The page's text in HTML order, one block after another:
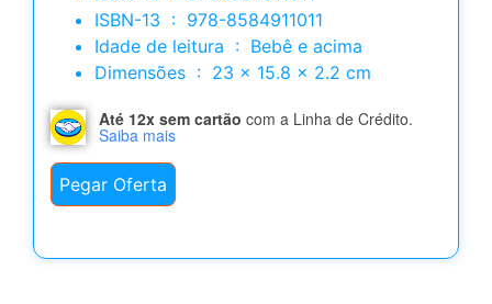
ISBN-13 ‏ : ‎ 978-8584911011
Idade de leitura ‏ : ‎ Bebê e acima
Dimensões ‏ : ‎ 23 x 15.8 x 2.2 cm
Até 12x sem cartão com a Linha de Crédito.
Saiba mais
Pegar Oferta